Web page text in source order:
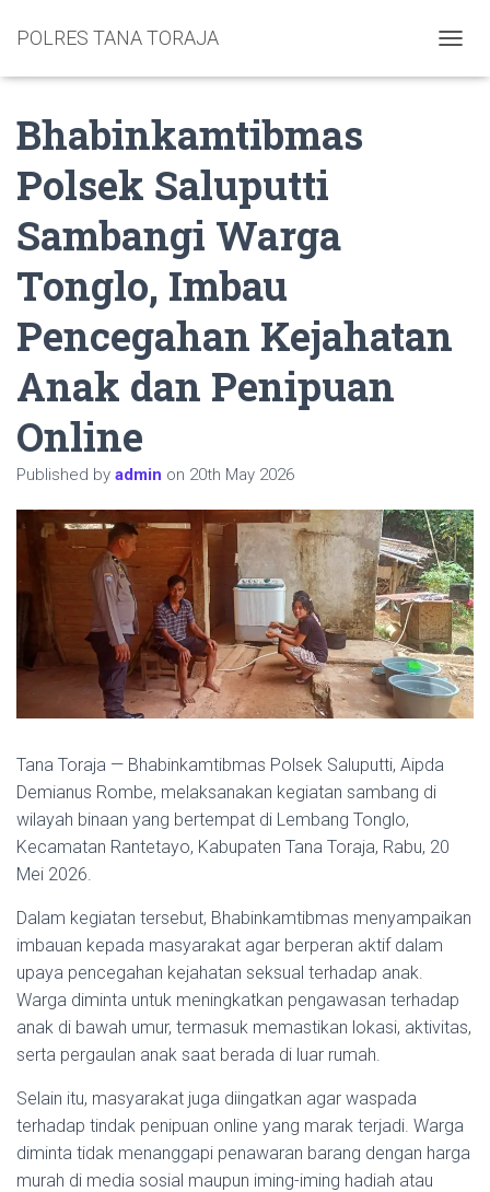
POLRES TANA TORAJA
Bhabinkamtibmas
Polsek Saluputti
Sambangi Warga
Tonglo, Imbau
Pencegahan Kejahatan
Anak dan Penipuan
Online
Published by admin on 20th May 2026
Tana Toraja — Bhabinkamtibmas Polsek Saluputti, Aipda
Demianus Rombe, melaksanakan kegiatan sambang di
wilayah binaan yang bertempat di Lembang Tonglo,
Kecamatan Rantetayo, Kabupaten Tana Toraja, Rabu, 20
Mei 2026.
Dalam kegiatan tersebut, Bhabinkamtibmas menyampaikan
imbauan kepada masyarakat agar berperan aktif dalam
upaya pencegahan kejahatan seksual terhadap anak.
Warga diminta untuk meningkatkan pengawasan terhadap
anak di bawah umur, termasuk memastikan lokasi, aktivitas,
serta pergaulan anak saat berada di luar rumah.
Selain itu, masyarakat juga diingatkan agar waspada
terhadap tindak penipuan online yang marak terjadi. Warga
diminta tidak menanggapi penawaran barang dengan harga
murah di media sosial maupun iming-iming hadiah atau